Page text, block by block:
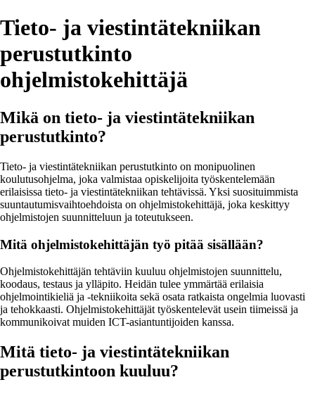
Tieto- ja viestintätekniikan
perustutkinto
ohjelmistokehittäjä
Mikä on tieto- ja viestintätekniikan
perustutkinto?
Tieto- ja viestintätekniikan perustutkinto on monipuolinen
koulutusohjelma, joka valmistaa opiskelijoita työskentelemään
erilaisissa tieto- ja viestintätekniikan tehtävissä. Yksi suosituimmista
suuntautumisvaihtoehdoista on ohjelmistokehittäjä, joka keskittyy
ohjelmistojen suunnitteluun ja toteutukseen.
Mitä ohjelmistokehittäjän työ pitää sisällään?
Ohjelmistokehittäjän tehtäviin kuuluu ohjelmistojen suunnittelu,
koodaus, testaus ja ylläpito. Heidän tulee ymmärtää erilaisia
ohjelmointikieliä ja -tekniikoita sekä osata ratkaista ongelmia luovasti
ja tehokkaasti. Ohjelmistokehittäjät työskentelevät usein tiimeissä ja
kommunikoivat muiden ICT-asiantuntijoiden kanssa.
Mitä tieto- ja viestintätekniikan
perustutkintoon kuuluu?